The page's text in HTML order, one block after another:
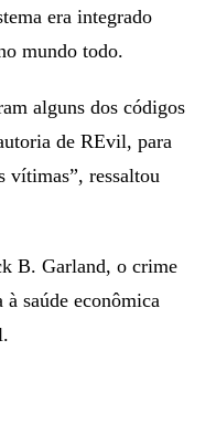
era integrado
mundo todo.
alguns dos códigos
de REvil, para
vítimas”, ressaltou
B. Garland, o crime
saúde econômica